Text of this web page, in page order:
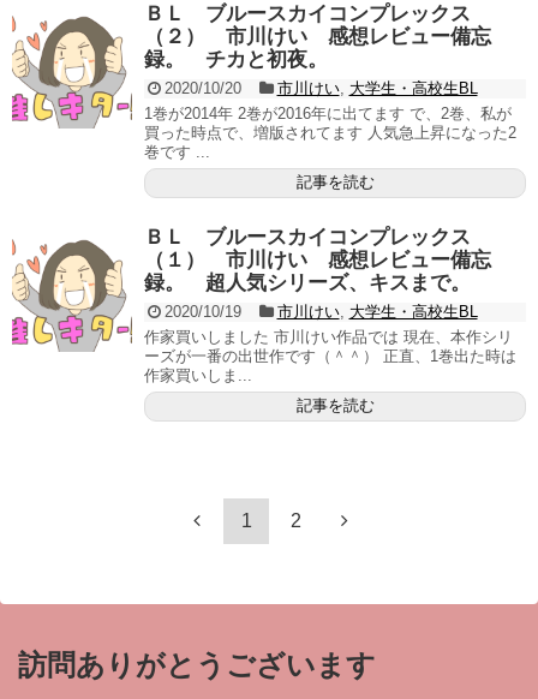
ＢＬ ブルースカイコンプレックス
（２） 市川けい 感想レビュー備忘
録。 チカと初夜。
2020/10/20 市川けい, 大学生・高校生BL
1巻が2014年 2巻が2016年に出てます で、2巻、私が
買った時点で、増版されてます 人気急上昇になった2
巻です ...
記事を読む
ＢＬ ブルースカイコンプレックス
（１） 市川けい 感想レビュー備忘
録。 超人気シリーズ、キスまで。
2020/10/19 市川けい, 大学生・高校生BL
作家買いしました 市川けい作品では 現在、本作シリ
ーズが一番の出世作です（＾＾） 正直、1巻出た時は
作家買いしま...
記事を読む
1 2
訪問ありがとうございます